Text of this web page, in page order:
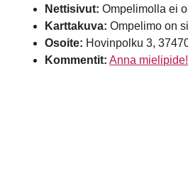
Nettisivut: Ompelimolla ei
Karttakuva: Ompelimo on
Osoite: Hovinpolku 3,
Kommentit: Anna mielipide!